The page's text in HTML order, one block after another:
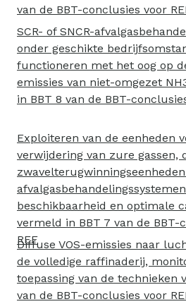
van de BBT-conclusies voor
SCR- of SNCR-
onder geschikte
functioneren met het oog op
emissies van niet-omgezet
in BBT 8 van de BBT-
Exploiteren van de eenheden
verwijdering van zure gassen,
beschikbaarheid en optimale
vermeld in BBT 7 van de BBT-
REF
Diffuse VOS-emissies naar
de volledige raffinaderij,
toepassing van de technieken
van de BBT-conclusies voor